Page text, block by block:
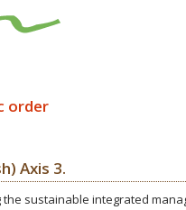
order
Axis 3.
the sustainable integrated